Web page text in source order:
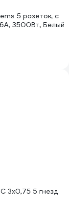
5 розеток, с
3500Вт, Белый
3x0,75 5 гнезд